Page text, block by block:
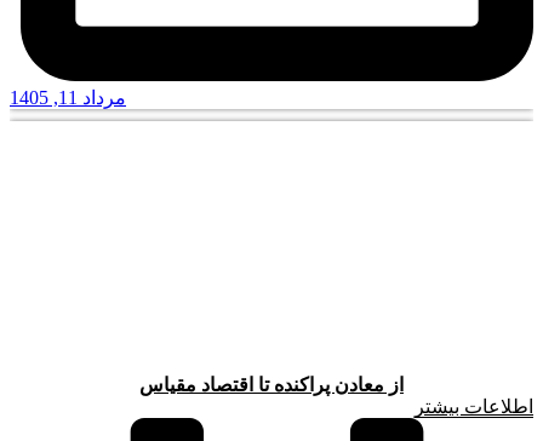
مرداد 11, 1405
از معادن پراکنده تا اقتصاد مقیاس
اطلاعات بیشتر